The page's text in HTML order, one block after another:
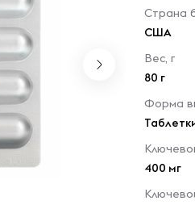
Страна
США
Вес, г
80 г
Форма
400 мг